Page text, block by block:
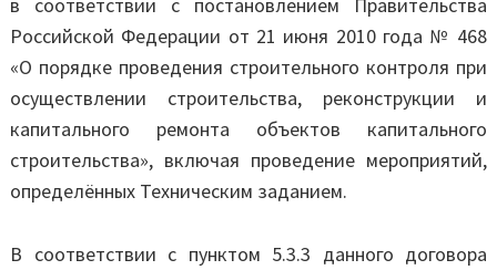
Российской Федерации от 21 июня 2010 года № 468
«О порядке проведения строительного контроля при
осуществлении строительства, реконструкции и
капитального ремонта объектов капитального
строительства», включая проведение мероприятий,
определённых Техническим заданием.
В соответствии с пунктом 5.3.3 данного договора